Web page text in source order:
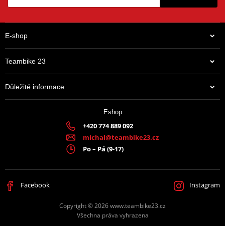
E-shop
Teambike 23
Důležité informace
Eshop
+420 774 889 092
michal@teambike23.cz
Po – Pá (9-17)
Facebook Instagram
Copyright © 2026 www.teambike23.cz
Všechna práva vyhrazena